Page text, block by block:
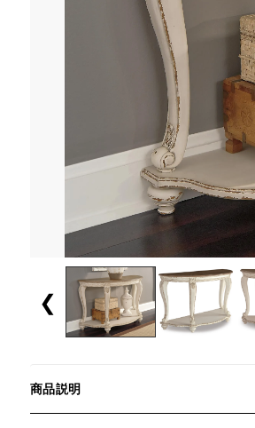
❮
商品説明